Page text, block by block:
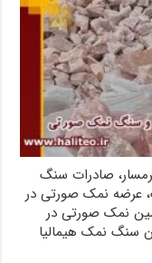
صادرات سنگ
تنی جامبو بگ، عرضه نمک صورتی در
و تامین نمک صورتی در
سنگ نمک هیمالیا